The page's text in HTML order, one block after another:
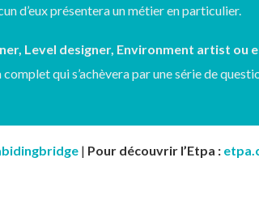
d’eux présentera un métier en particulier.
Level designer, Environment artist ou
qui s’achèvera par une série de
| Pour découvrir l’Etpa :